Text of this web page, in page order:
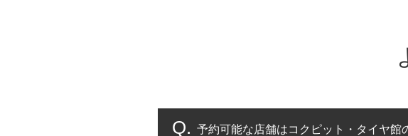
予約可能な店舗はコクピット・タイヤ館